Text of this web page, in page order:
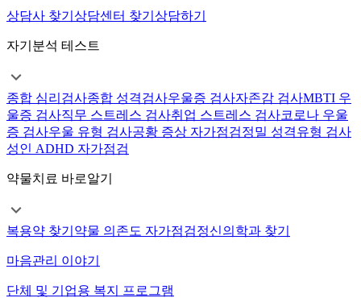
상담사 찾기 상담센터 찾기 상담하기
자기분석 테스트
종합 심리검사종합 성격검사우울증 검사자존감 검사MBTI 우
울증 검사직무 스트레스 검사취업 스트레스 검사코로나 우울
증 검사우울 유형 검사공황 증상 자가점검정밀 성격유형 검사
성인 ADHD 자가점검
약물치료 바로알기
복용약 찾기 약물 의존도 자가점검정신의학과 찾기
마음관리 이야기
단체 및 기업용 복지 프로그램